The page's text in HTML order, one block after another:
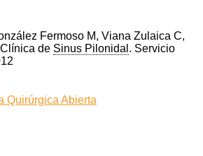
Fermoso M, Viana Zulaica C,
de Sinus Pilonidal . Servicio
Quirúrgica Abierta